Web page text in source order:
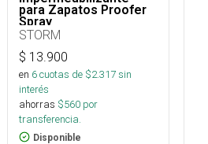
para Zapatos Proofer
Spray
STORM
$ 13.900
en 6cuotas de $2.317sin
interés
ahorras $560 por
transferencia.
Disponible